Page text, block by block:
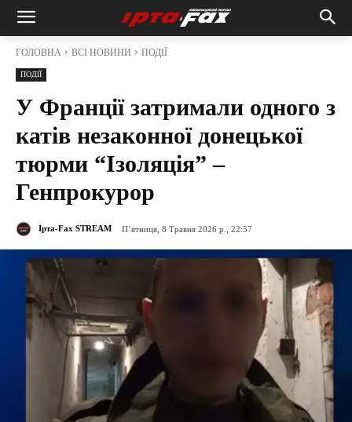
ГОЛОВНА ВСІ НОВИНИ ПОДІЇ
ПОДІЇ
У Франції затримали одного з
катів незаконної донецької
тюрми “Ізоляція” –
Генпрокурор
Ірта-Fax STREAM П’ятниця, 8 Травня 2026 р., 22:57